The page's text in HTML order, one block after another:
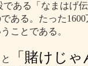
である「なまはげ
ある。たった
ことである。
「賭けじ